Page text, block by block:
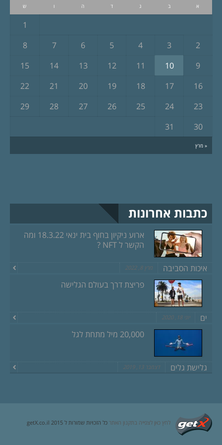
א ב ג ד ה ו ש
« מרץ
1
2
3
4
5
6
7
8
9
10
11
12
13
14
15
16
17
18
19
20
21
22
23
24
25
26
27
28
29
30
31
כתבות אחרונות
ארוע ניקיון בחוף בית ינאי 18.3.22 ומה
הקשר ל NFT ?
איכות הסביבה מרץ 8, 2022
פריצת דרך בעולם הגלישה
ים יוני 18, 2020
20,000 מיל מתחת לגל
גלישת גלים דצמבר 13, 2019
לחץ כאן לצפייה בתקנון האתר כל הזכויות שמורות ל getX.co.il 2015